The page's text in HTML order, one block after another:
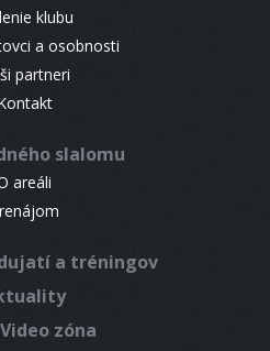
klubu
a osobnosti
partneri
slalomu
areáli
a tréningov
zóna